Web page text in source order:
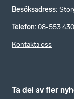
Besöksadress:
Telefon: 08-553
Kontakta oss
Ta del av fler